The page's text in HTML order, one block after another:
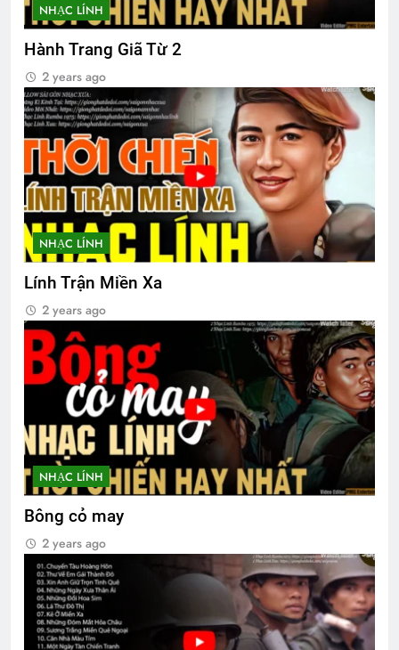
CTBCTY Tập III chương 25
Thăm NT Huỳnh Ngọc Vang K25
2 Years Ago
Upload Video lên your own profile
2 Years Ago
Lá thư trần thế
2 Years Ago
MƯA XUÂN (Sara Teasdale)
Phân Ưu CSVSQ Cao Văn Lợi K21
NHẠC LÍNH
Hành Trang Giã Từ 2
2 years ago
NHẠC LÍNH
Lính Trận Miền Xa
2 years ago
NHẠC LÍNH
Bông cỏ may
2 years ago